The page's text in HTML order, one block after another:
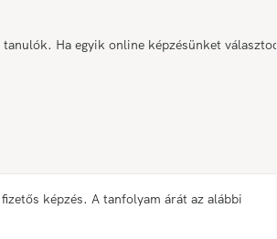
Ha egyik online képzésünket választod,
képzés. A tanfolyam árát az alábbi